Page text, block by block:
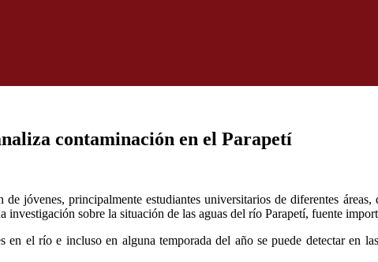
contaminación en el Parapetí
jóvenes, principalmente estudiantes universitarios de diferentes
investigación sobre la situación de las aguas del río Parapetí, fuente
en el río e incluso en alguna temporada del año se puede detectar en